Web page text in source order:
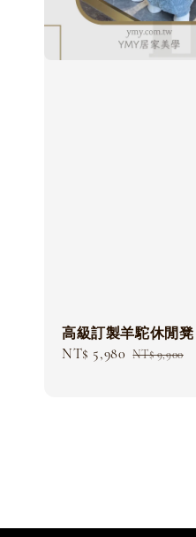
高級訂製羊駝休閒凳
Sale
NT$ 5,980 Regular
NT$ 9,900